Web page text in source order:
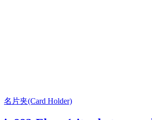
名片夹(Card Holder)